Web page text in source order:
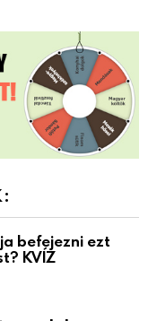
befejezni ezt
KVÍZ